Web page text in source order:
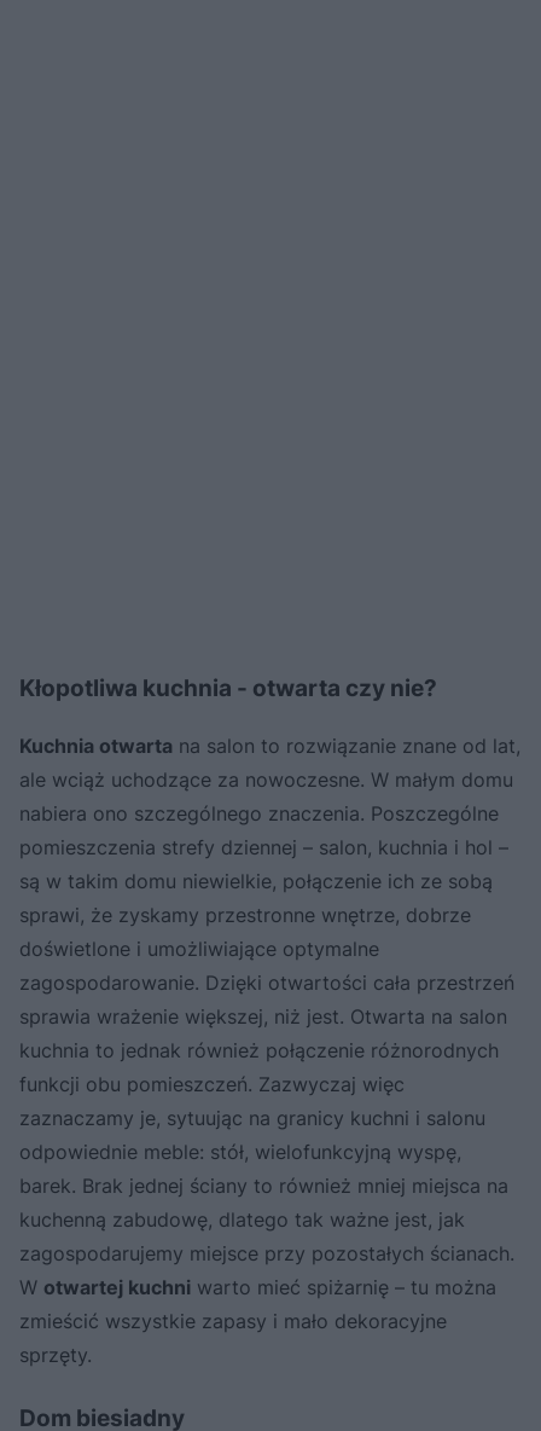
Kłopotliwa kuchnia - otwarta czy nie?
Kuchnia otwarta na salon to rozwiązanie znane od lat,
ale wciąż uchodzące za nowoczesne. W małym domu
nabiera ono szczególnego znaczenia. Poszczególne
pomieszczenia strefy dziennej – salon, kuchnia i hol –
są w takim domu niewielkie, połączenie ich ze sobą
sprawi, że zyskamy przestronne wnętrze, dobrze
doświetlone i umożliwiające optymalne
zagospodarowanie. Dzięki otwartości cała przestrzeń
sprawia wrażenie większej, niż jest. Otwarta na salon
kuchnia to jednak również połączenie różnorodnych
funkcji obu pomieszczeń. Zazwyczaj więc
zaznaczamy je, sytuując na granicy kuchni i salonu
odpowiednie meble: stół, wielofunkcyjną wyspę,
barek. Brak jednej ściany to również mniej miejsca na
kuchenną zabudowę, dlatego tak ważne jest, jak
zagospodarujemy miejsce przy pozostałych ścianach.
W otwartej kuchni warto mieć spiżarnię – tu można
zmieścić wszystkie zapasy i mało dekoracyjne
sprzęty.
Dom biesiadny